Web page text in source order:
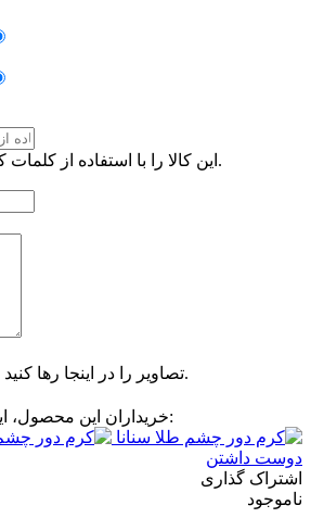
این کالا را با استفاده از کلمات کوتاه و ساده توضیح دهید.
تصاویر را در اینجا رها کنید و یا برای آپلود کلیک کنید.
خریداران این محصول، این کالاها را نیز خریده اند:
دوست داشتن
اشتراک گذاری
ناموجود